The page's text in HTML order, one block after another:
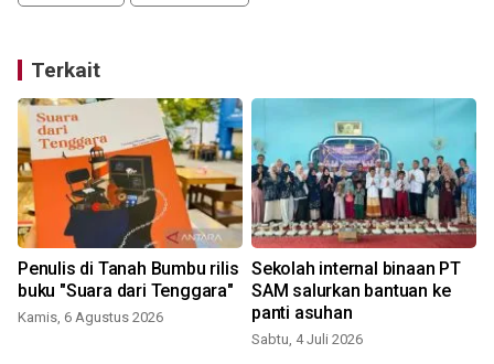
Terkait
Penulis di Tanah Bumbu rilis
buku "Suara dari Tenggara"
Kamis, 6 Agustus 2026
Sekolah internal binaan PT
SAM salurkan bantuan ke
panti asuhan
Sabtu, 4 Juli 2026